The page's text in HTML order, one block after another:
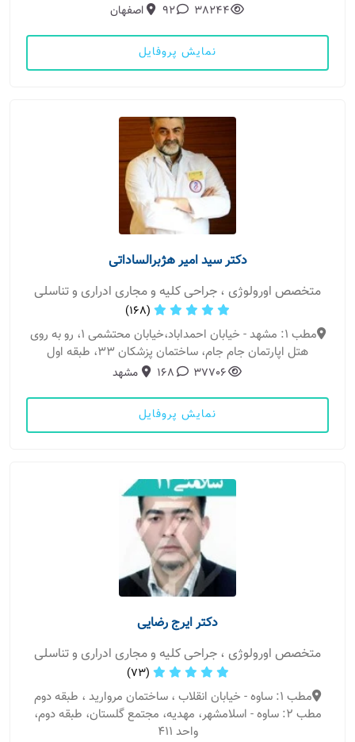
38244
92 اصفهان
نمایش پروفایل
دکتر سید امیر هژبرالساداتی
متخصص اورولوژی ، جراحی کلیه و مجاری ادراری و تناسلی
(168)
مطب 1: مشهد - خیابان احمداباد،خیابان محتشمی 1، رو به روی
هتل اپارتمان جام جام، ساختمان پزشکان 33، طبقه اول
37706
168 مشهد
نمایش پروفایل
دکتر ایرج رضایی
متخصص اورولوژی ، جراحی کلیه و مجاری ادراری و تناسلی
(73)
مطب 1: ساوه - خیابان انقلاب ، ساختمان مروارید ، طبقه دوم
مطب 2: ساوه - اسلامشهر، مهدیه، مجتمع گلستان، طبقه دوم،
واحد 411